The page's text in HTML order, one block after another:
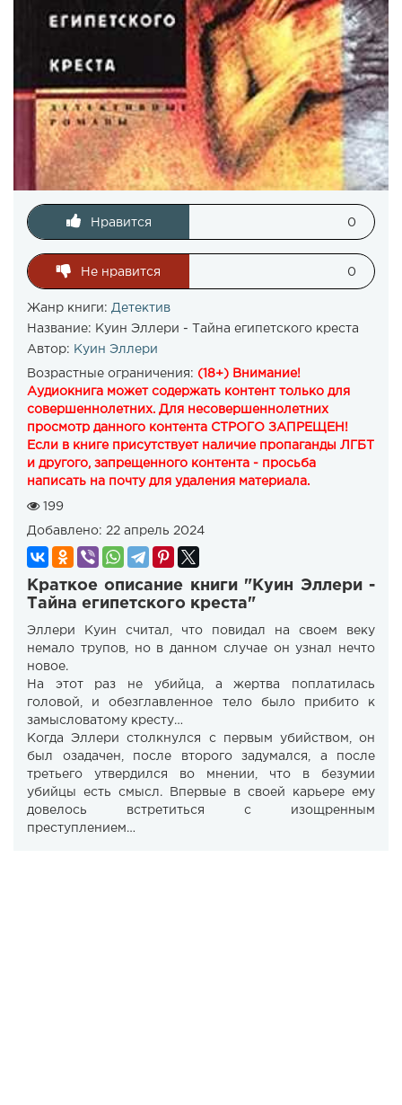
Нравится 0
Не нравится 0
Жанр книги: Детектив
Название: Куин Эллери - Тайна египетского креста
Автор: Куин Эллери
Возрастные ограничения: (18+) Внимание!
Аудиокнига может содержать контент только для
совершеннолетних. Для несовершеннолетних
просмотр данного контента СТРОГО ЗАПРЕЩЕН!
Если в книге присутствует наличие пропаганды ЛГБТ
и другого, запрещенного контента - просьба
написать на почту для удаления материала.
199
Добавлено: 22 апрель 2024
Краткое описание книги "Куин Эллери -
Тайна египетского креста"
Эллери Куин считал, что повидал на своем веку
немало трупов, но в данном случае он узнал нечто
новое.
На этот раз не убийца, а жертва поплатилась
головой, и обезглавленное тело было прибито к
замысловатому кресту…
Когда Эллери столкнулся с первым убийством, он
был озадачен, после второго задумался, а после
третьего утвердился во мнении, что в безумии
убийцы есть смысл. Впервые в своей карьере ему
довелось встретиться с изощренным
преступлением…